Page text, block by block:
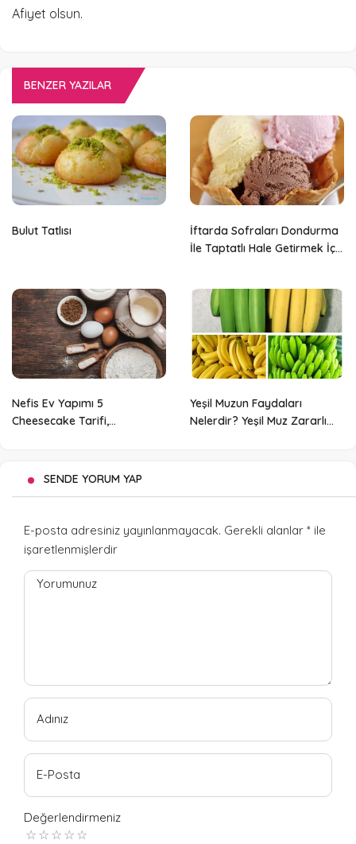
Afiyet olsun.
BENZER YAZILAR
Bulut Tatlısı
İftarda Sofraları Dondurma
İle Taptatlı Hale Getirmek İçin
Nefis Ev Yapımı 5
Cheesecake Tarifi,
Yeşil Muzun Faydaları
Nelerdir? Yeşil Muz Zararlı
SENDE YORUM YAP
E-posta adresiniz yayınlanmayacak. Gerekli alanlar * ile
işaretlenmişlerdir
Yorumunuz
Adınız
E-Posta
Değerlendirmeniz